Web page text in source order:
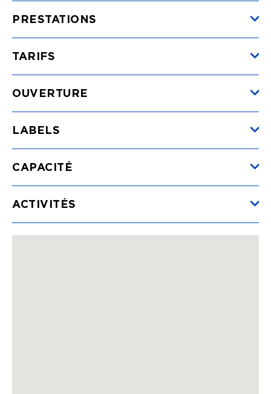
PRESTATIONS
TARIFS
Emplacement
Min.20€ Max.80€
30/08/2026)
OUVERTURE
LABELS
CAPACITÉ
ACTIVITÉS